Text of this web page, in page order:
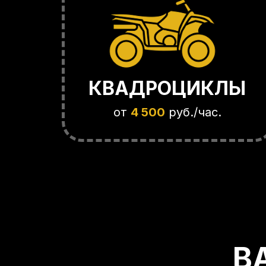
от5 500руб./час.
СНЕГОХОДЫ
от 4 500 руб./час.
КВАДРОЦИКЛЫ